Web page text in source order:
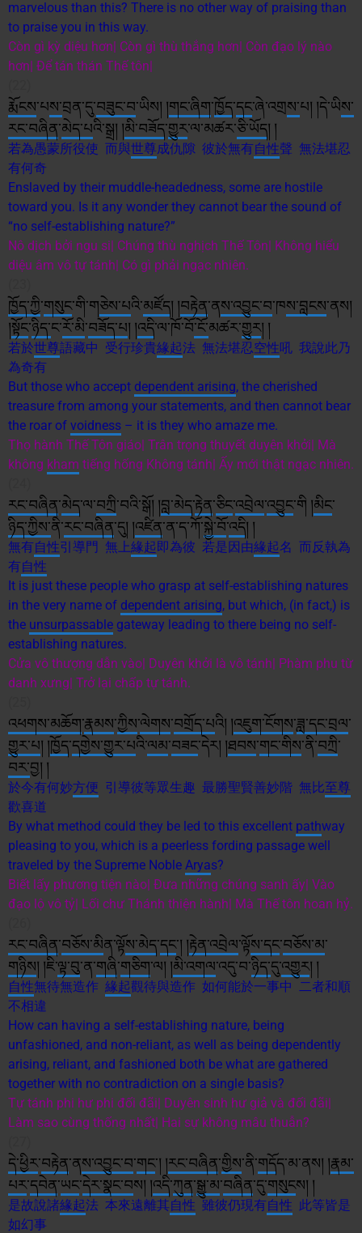
marvelous than this? There is no other way of praising than
to praise you in this way.
Còn gì kỳ diệu hơn| Còn gì thù thắng hơn| Còn đạo lý nào
hơn| Để tán thán Thế tôn|
རྨོངས་པས་བྲན་དུ་བཟུང་བ་ཡིས། །གང་ཞིག་ཁྱོད་དང་ཞེ་འགྲས་པ། །དེ་ཡིས་
རང་བཞིན་མེད་པའི་སྒྲ། །མི་བཟོད་གྱུར་ལ་མཚར་ཅི་ཡོད། །
若為愚蒙所役使 而與世尊成仇隙 彼於無有自性聲 無法堪忍
有何奇
Enslaved by their muddle-headedness, some are hostile
toward you. Is it any wonder they cannot bear the sound of
“no self-establishing nature?”
Nô dịch bởi ngu si| Chúng thù nghịch Thế Tôn| Không hiểu
diệu âm vô tự tánh| Có gì phải ngạc nhiên.
ཁྱོད་ཀྱི་གསུང་གི་གཅེས་པའི་མཛོད། །བརྟེན་ནས་འབྱུང་བ་ཁས་བླངས་ནས།
།སྟོང་ཉིད་ང་རོ་མི་བཟོད་པ། །འདི་ལ་ཁོ་བོ་ངོ་མཚར་གྱུར། །
若於世尊語藏中 受行珍貴緣起法 無法堪忍空性吼 我說此乃
為奇有
But those who accept dependent arising, the cherished
treasure from among your statements, and then cannot bear
the roar of voidness – it is they who amaze me.
Thọ hành Thế Tôn giáo| Trân trọng thuyết duyên khởi| Mà
không kham tiếng hống Không tánh| Ấy mới thật ngạc nhiên.
རང་བཞིན་མེད་ལ་བཀྲི་བའི་སྒོ། །བླ་མེད་རྟེན་ཅིང་འབྲེལ་འབྱུང་གི །མིང་
ཉིད་ཀྱིས་ནི་རང་བཞིན་དུ། །འཛིན་ན་ད་ཀོ་སྐྱེ་བོ་འདི། །
無有自性引導門 無上緣起即為彼 若是因由緣起名 而反執為
有自性
It is just these people who grasp at self-establishing natures
in the very name of dependent arising, but which, (in fact,) is
the unsurpassable gateway leading to there being no self-
establishing natures.
Cửa vô thượng dẫn vào| Duyên khởi là vô tánh| Phàm phu từ
danh xưng| Trở lại chấp tự tánh.
འཕགས་མཆོག་རྣམས་ཀྱིས་ལེགས་བགྲོད་པའི། །འཇུག་ངོགས་ཟླ་དང་བྲལ་
གྱུར་པ། །ཁྱོད་དགས་གྱུར་པའི་ལམ་བཟང་དེར། །ཐབས་གང་གིས་ནི་བཀྲི་
བར་བྱ། །
於今有何妙方便 引導彼等眾生趣 最勝聖賢善妙階 無比至尊
歡喜道
By what method could they be led to this excellent pathway
pleasing to you, which is a peerless fording passage well
traveled by the Supreme Noble Aryas?
Biết lấy phương tiện nào| Đưa những chúng sanh ấy| Vào
đạo lộ vô tỷ| Lối chư Thánh thiện hành| Mà Thế tôn hoan hỷ.
རང་བཞིན་བཅོས་མིན་ལྟོས་མེད་དང༌། །རྟེན་འབྲེལ་ལྟོས་དང་བཅོས་མ་
གཉིས། །ཇི་ལྟ་བུ་ན་གཞི་གཅིག་ལ། །མི་འགལ་འདུ་བ་ཉིད་དུ་འགྱུར། །
自性無待無造作 緣起觀待與造作 如何能於一事中 二者和順
不相違
How can having a self-establishing nature, being
unfashioned, and non-reliant, as well as being dependently
arising, reliant, and fashioned both be what are gathered
together with no contradiction on a single basis?
Tự tánh phi hư phi đối đãi| Duyên sinh hư giả và đối đãi|
Làm sao cùng thống nhất| Hai sự không mâu thuẫn?
དེ་ཕྱིར་བརྟེན་ནས་འབྱུང་བ་གང༌། །རང་བཞིན་གྱིས་ནི་གདོད་མ་ནས། །རྣམ་
པར་དབེན་ཡང་དེར་སྣང་བས། །འདི་ཀུན་སྒྱུ་མ་བཞིན་དུ་གསུངས། །
是故說諸緣起法 本來遠離其自性 雖彼仍現有自性 此等皆是
如幻事